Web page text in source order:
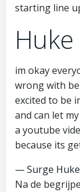
starting line
im okay
wrong with
excited to be
and can let
a youtube
because its
— Surge
Na de